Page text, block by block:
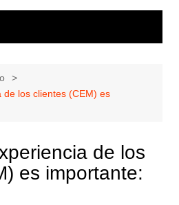
los clientes (CEM) es
de los
es importante: